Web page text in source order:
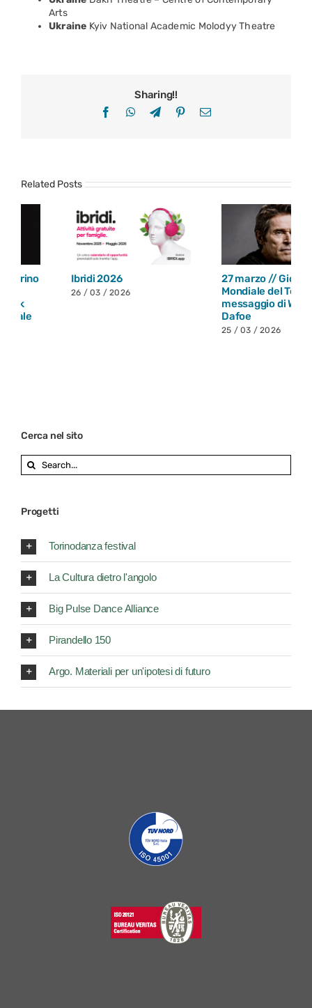
Arts
Ukraine Kyiv National Academic Molodyy Theatre
Sharing!!
FacebookWhatsApp
TelegramPinterestEmail
Related Posts
Ibridi 2026
26 / 03 / 2026
27 marzo // Giornata
Mondiale del Teatro: il
messaggio di Willem
25 / 03 / 2026
Cerca nel sito
Search
for:
Progetti
Torinodanza festival
La Cultura dietro l'angolo
Big Pulse Dance Alliance
Pirandello 150
Argo. Materiali per un'ipotesi di futuro